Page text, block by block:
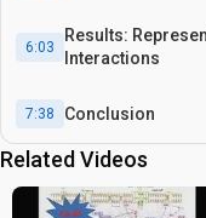
6:03
Results:
Interactions
7:38 Conclusion
Related Videos